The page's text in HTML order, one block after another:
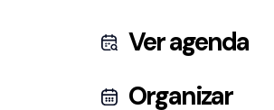
Ver agenda
Organizar